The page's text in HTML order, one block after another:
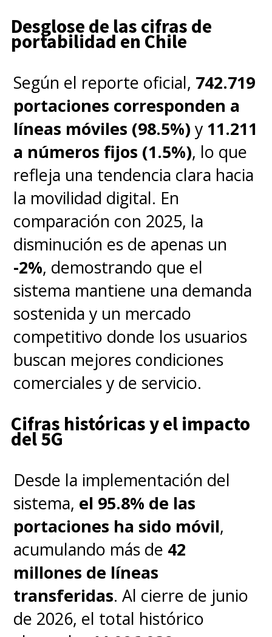
lanzamiento para los dispositivos
móviles (iPhone/iPad) en la
Unión Europea.
Desglose de las cifras de
portabilidad en Chile
Según el reporte oficial, 742.719
portaciones corresponden a
líneas móviles (98.5%) y 11.211
a números fijos (1.5%), lo que
refleja una tendencia clara hacia
la movilidad digital. En
comparación con 2025, la
disminución es de apenas un
-2%, demostrando que el
sistema mantiene una demanda
sostenida y un mercado
competitivo donde los usuarios
buscan mejores condiciones
comerciales y de servicio.
Cifras históricas y el impacto
del 5G
Desde la implementación del
sistema, el 95.8% de las
portaciones ha sido móvil,
acumulando más de 42
millones de líneas
transferidas. Al cierre de junio
de 2026, el total histórico